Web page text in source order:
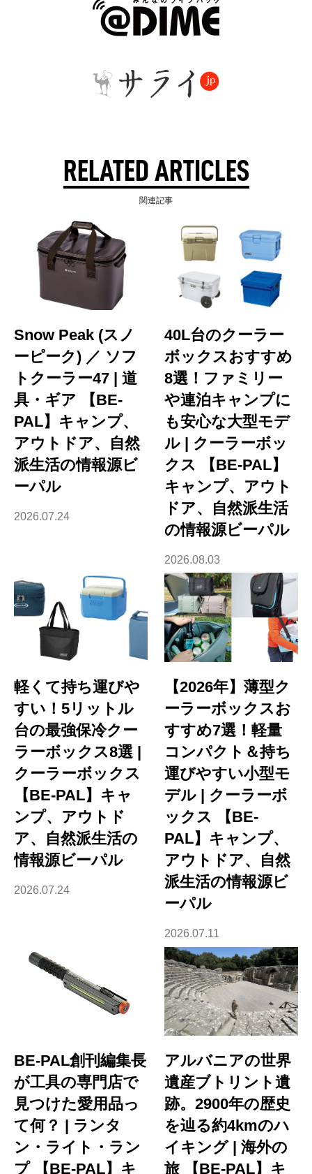
RELATED ARTICLES
関連記事
Snow Peak (スノ
ーピーク) ／ ソフ
トクーラー47 | 道
具・ギア 【BE-
PAL】キャンプ、
アウトドア、自然
派生活の情報源ビ
ーパル
2026.07.24
40L台のクーラー
ボックスおすすめ
8選！ファミリー
や連泊キャンプに
も安心な大型モデ
ル | クーラーボッ
クス 【BE-PAL】
キャンプ、アウト
ドア、自然派生活
の情報源ビーパル
2026.08.03
軽くて持ち運びや
すい！5リットル
台の最強保冷クー
ラーボックス8選 |
クーラーボックス
【BE-PAL】キャ
ンプ、アウトド
ア、自然派生活の
情報源ビーパル
2026.07.24
【2026年】薄型ク
ーラーボックスお
すすめ7選！軽量
コンパクト＆持ち
運びやすい小型モ
デル | クーラーボ
ックス 【BE-
PAL】キャンプ、
アウトドア、自然
派生活の情報源ビ
ーパル
2026.07.11
BE-PAL創刊編集長
が工具の専門店で
見つけた愛用品っ
て何？ | ランタ
ン・ライト・ラン
プ 【BE-PAL】キ
アルバニアの世界
遺産ブトリント遺
跡。2900年の歴史
を辿る約4kmのハ
イキング | 海外の
旅 【BE-PAL】キ